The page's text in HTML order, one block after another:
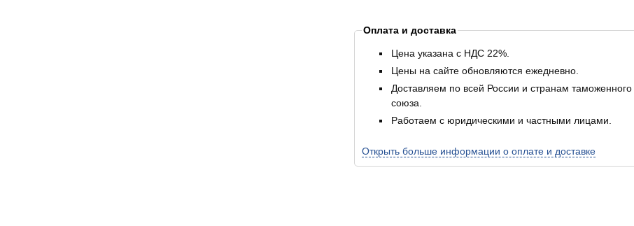
Оплата и доставка
Цена указана с НДС 22%.
Цены на сайте обновляются ежедневно.
Доставляем по всей России и странам таможенного
союза.
Работаем с юридическими и частными лицами.
Открыть больше информации о оплате и доставке